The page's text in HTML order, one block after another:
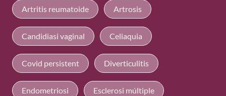
Artritis reumatoide Artrosis
Candidiasi vaginal Celiaquia
Covid persistent Diverticulitis
Endometriosi Esclerosi múltiple